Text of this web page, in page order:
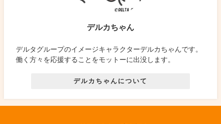
デルカちゃん
デルタグループのイメージキャラクターデルカちゃんです。
働く方々を応援することをモットーに出没します。
デルカちゃんについて